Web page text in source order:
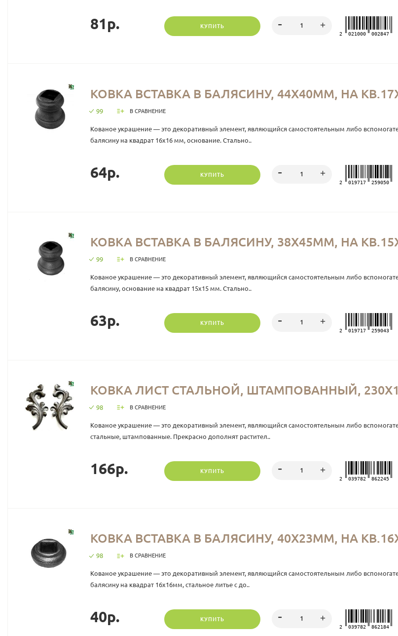
81р. КУПИТЬ
2 021000 002847
КОВКА ВСТАВКА В БАЛЯСИНУ, 44Х40ММ, НА
99 В СРАВНЕНИЕ
Кованое украшение — это декоративный элемент, являющийся самостоятельным либо
балясину на квадрат 16х16 мм, основание. Стально..
64р. КУПИТЬ
2 019717 259050
КОВКА ВСТАВКА В БАЛЯСИНУ, 38Х45ММ, НА
99 В СРАВНЕНИЕ
Кованое украшение — это декоративный элемент, являющийся самостоятельным либо
балясину, основание на квадрат 15х15 мм. Стально..
63р. КУПИТЬ
2 019717 259043
КОВКА ЛИСТ СТАЛЬНОЙ, ШТАМПОВАННЫЙ,
98 В СРАВНЕНИЕ
Кованое украшение — это декоративный элемент, являющийся самостоятельным либо
стальные, штампованные. Прекрасно дополнят растител..
166р. КУПИТЬ
2 039782 862245
КОВКА ВСТАВКА В БАЛЯСИНУ, 40Х23ММ, НА
98 В СРАВНЕНИЕ
Кованое украшение — это декоративный элемент, являющийся самостоятельным либо
балясину на квадрат 16х16мм, стальное литье с до..
40р. КУПИТЬ
2 039782 862184